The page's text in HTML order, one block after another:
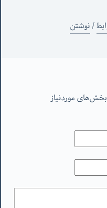
/نوشتن
بخش‌های موردنیاز